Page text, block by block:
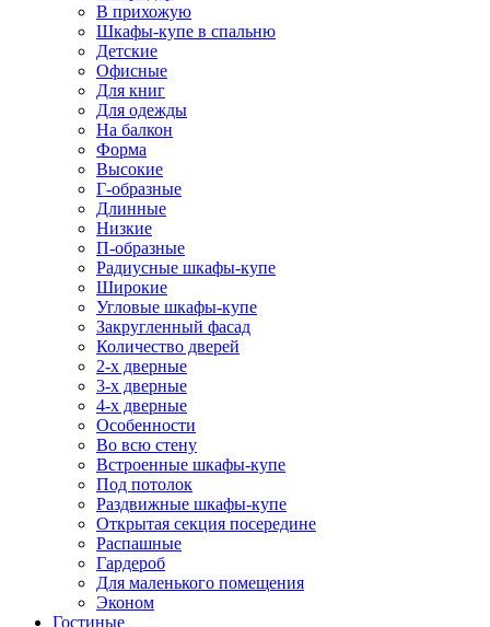
В прихожую
Шкафы-купе в спальню
Детские
Офисные
Для книг
Для одежды
На балкон
Форма
Высокие
Г-образные
Длинные
Низкие
П-образные
Радиусные шкафы-купе
Широкие
Угловые шкафы-купе
Закругленный фасад
Количество дверей
2-х дверные
3-х дверные
4-х дверные
Особенности
Во всю стену
Встроенные шкафы-купе
Под потолок
Раздвижные шкафы-купе
Открытая секция посередине
Распашные
Гардероб
Для маленького помещения
Эконом
Гостиные